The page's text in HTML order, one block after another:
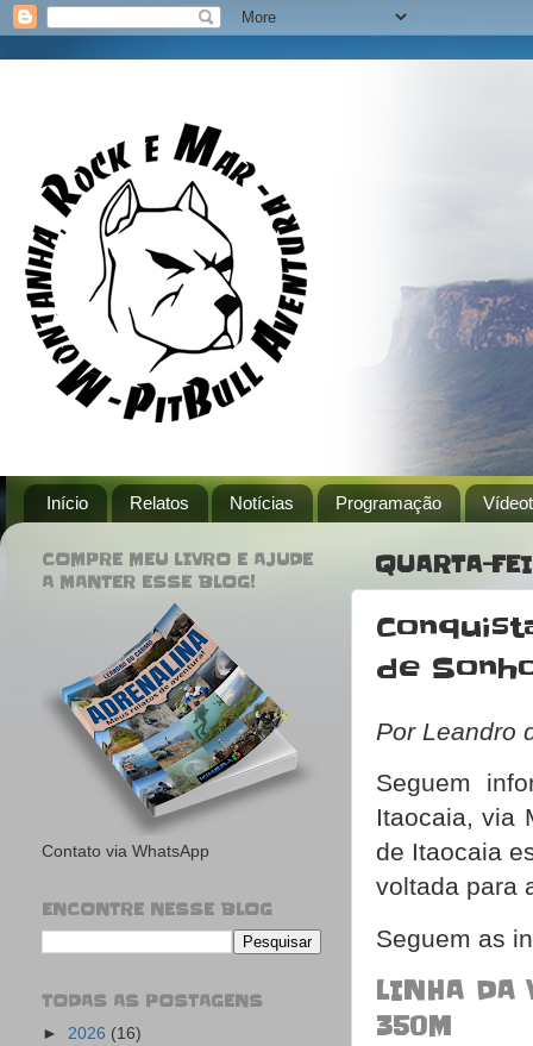
Início Relatos Notícias Programação
QUARTA-
de
Por Leandro
Seguem
Itaocaia, via
de Itaocaia
voltada para
Seguem as
LINHA DA
350M
COMPRE MEU LIVRO E AJUDE
A MANTER ESSE BLOG!
Contato via WhatsApp
ENCONTRE NESSE BLOG
TODAS AS POSTAGENS
► 2026 (16)